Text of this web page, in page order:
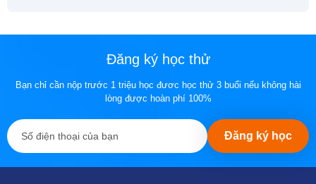
Đăng ký học thử
Bạn chỉ cần nộp trước 1 triệu học đươc học thử 3 buổi nếu không hài
lòng được hoàn phí 100%
Đăng ký học